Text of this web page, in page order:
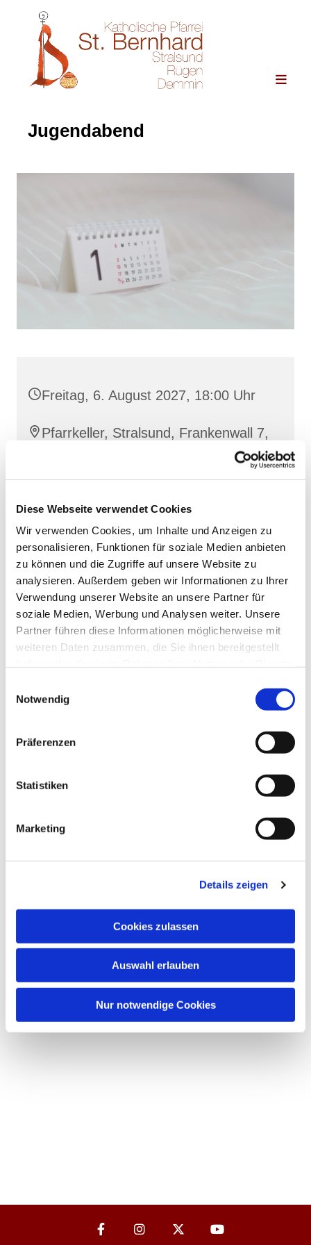
Diese Webseite verwendet Cookies
Wir verwenden Cookies, um Inhalte und Anzeigen zu
personalisieren, Funktionen für soziale Medien anbieten
zu können und die Zugriffe auf unsere Website zu
analysieren. Außerdem geben wir Informationen zu Ihrer
Verwendung unserer Website an unsere Partner für
soziale Medien, Werbung und Analysen weiter. Unsere
Partner führen diese Informationen möglicherweise mit
weiteren Daten zusammen, die Sie ihnen bereitgestellt
Notwendig
Präferenzen
Statistiken
Marketing
Details zeigen
Cookies zulassen
Auswahl erlauben
Nur notwendige Cookies
Jugendabend
Freitag, 6. August 2027, 18:00 Uhr
Pfarrkeller, Stralsund, Frankenwall 7,